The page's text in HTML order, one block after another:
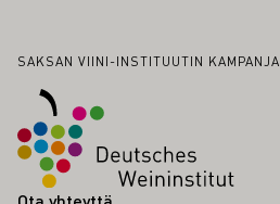
Alatunniste
SAKSAN VIINI-INSTITUUTIN KAMPANJA